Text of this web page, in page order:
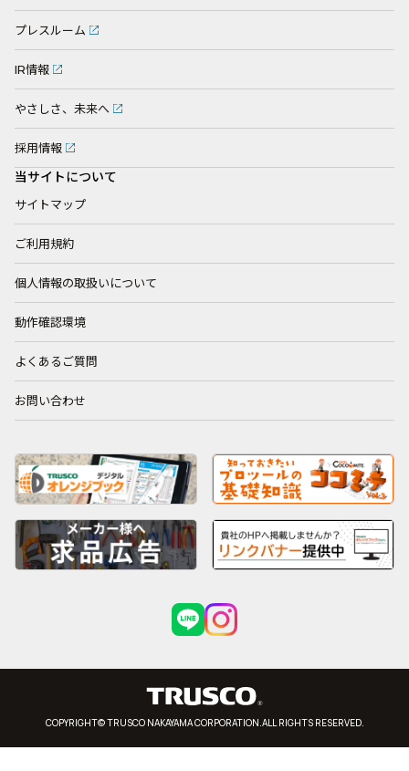
プレスルーム
IR情報
やさしさ、未来へ
採用情報
当サイトについて
サイトマップ
ご利用規約
個人情報の取扱いについて
動作確認環境
よくあるご質問
お問い合わせ
COPYRIGHT© TRUSCO NAKAYAMA CORPORATION.ALL RIGHTS RESERVED.